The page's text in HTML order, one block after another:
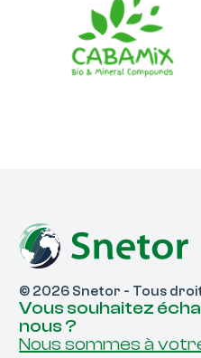
© 2026 Snetor - Tous
Vous souhaitez
nous ?
Nous sommes à